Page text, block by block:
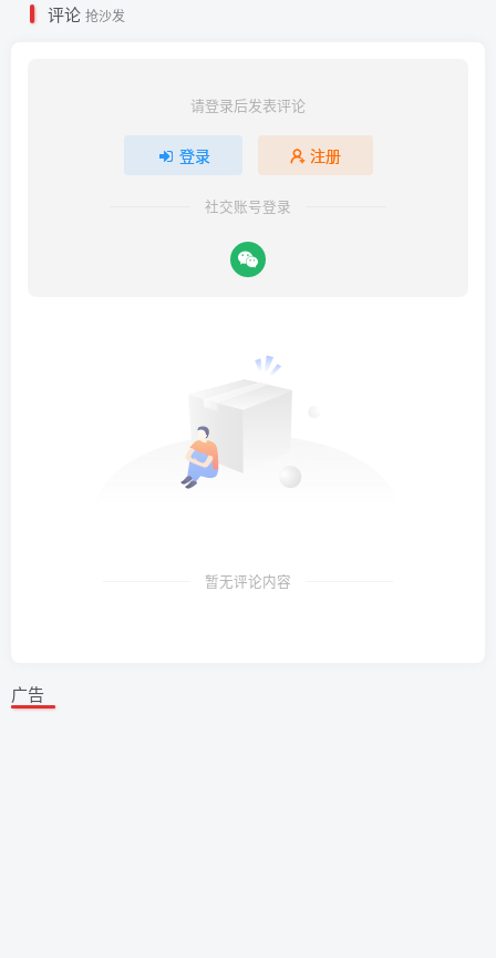
评论 抢沙发
请登录后发表评论
登录 注册
社交账号登录
暂无评论内容
广告